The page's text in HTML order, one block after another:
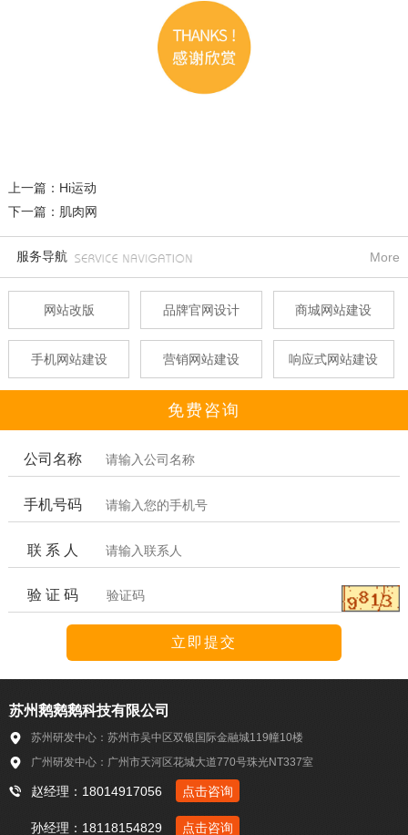
上一篇：Hi运动
下一篇：肌肉网
服务导航 More
网站改版 品牌官网设计 商城网站建设
手机网站建设 营销网站建设 响应式网站建设
免费咨询
公司名称
手机号码
联 系 人
验 证 码
苏州鹅鹅鹅科技有限公司
苏州研发中心：苏州市吴中区双银国际金融城119幢10楼
广州研发中心：广州市天河区花城大道770号珠光NT337室
赵经理：18014917056 点击咨询
孙经理：18118154829 点击咨询